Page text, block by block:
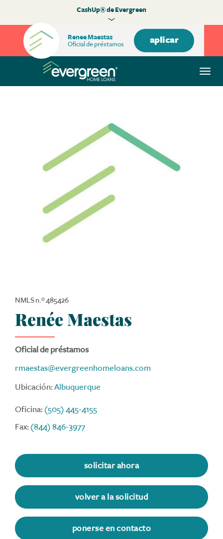
Renee Maestas
Oficial de préstamos
aplicar
CashUp® de Evergreen
NMLS n.º 485426
Renée Maestas
Oficial de préstamos
rmaestas@evergreenhomeloans.com
Ubicación:Albuquerque
Oficina: (505) 445-4155
Fax: (844) 846-3977
solicitar ahora
volver a la solicitud
ponerse en contacto